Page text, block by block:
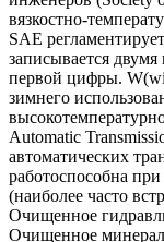
вязкостно-
SAE
записывается
первой цифры.
зимнего
Automatic
автоматических
работоспособна
(наиболее часто
Очищенное
Очищенное